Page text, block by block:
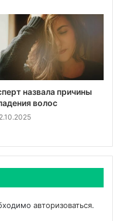
назвала причины
волос
авторизоваться.